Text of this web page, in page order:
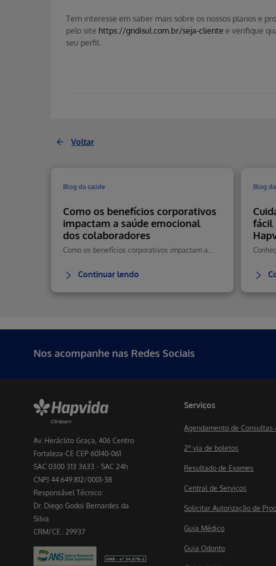
Tem interesse em saber mais sobre os nossos planos e
pelo site https://gndisul.com.br/seja-cliente e verifique
seu perfil.
Voltar
Blog da saúde
Como os benefícios corporativos
impactam a saúde emocional
dos colaboradores
Continuar lendo
Blog
fácil
Nos acompanhe nas Redes Sociais
Av. Heráclito Graça, 406 Centro
Fortaleza-CE CEP 60140-061
SAC 0300 313 3633 - SAC 24h
CNPJ 44.649.812/0001-38
Responsável Técnico:
Dr. Diego Godoi Bernardes da
Silva
CRM/CE.: 29937
Serviços
Agendamento de Consultas
2º via de boletos
Resultado de Exames
Central de Serviços
Solicitar Autorização de
Guia Médico
Guia Odonto